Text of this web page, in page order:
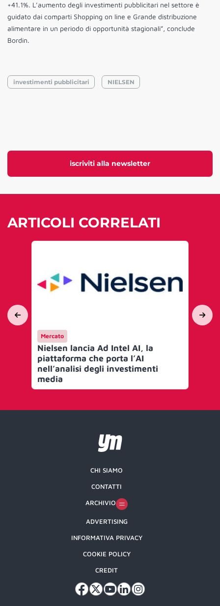
iscriviti alla newsletter
+41.1%. L’aumento degli investimenti pubblicitari nel settore è
guidato dai comparti Shopping on line e Grande distribuzione
alimentare in un periodo di opportunità stagionali”, conclude
Bordin.
investimenti pubblicitari NIELSEN
ARTICOLI CORRELATI
Mercato
Nielsen lancia Ad Intel AI, la
piattaforma che porta l’AI
nell’analisi degli investimenti
media
CHI SIAMO
CONTATTI
ARCHIVIO
ADVERTISING
INFORMATIVA PRIVACY
COOKIE POLICY
CREDIT